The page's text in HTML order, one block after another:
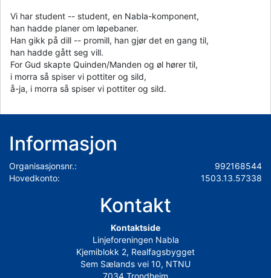
Vi har student -- student, en Nabla-komponent,
han hadde planer om løpebaner.
Han gikk på dill -- promill, han gjør det en gang til,
han hadde gått seg vill.
For Gud skapte Quinden/Manden og øl hører til,
i morra så spiser vi pottiter og sild,
å-ja, i morra så spiser vi pottiter og sild.
Informasjon
Organisasjonsnr.:
992168544
Hovedkonto:
1503.13.57338
Kontakt
Kontaktside
Linjeforeningen Nabla
Kjemiblokk 2, Realfagsbygget
Sem Sælands vei 10, NTNU